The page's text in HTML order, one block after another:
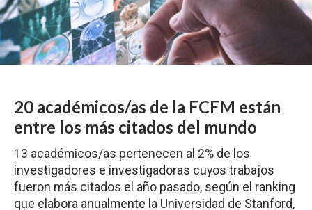
20 académicos/as de la FCFM están
entre los más citados del mundo
13 académicos/as pertenecen al 2% de los
investigadores e investigadoras cuyos trabajos
fueron más citados el año pasado, según el ranking
que elabora anualmente la Universidad de Stanford,